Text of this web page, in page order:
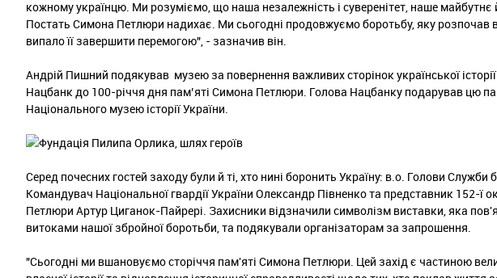
кожному українцю. Ми розуміємо, що наша незалежність і суверенітет, наше
Постать Симона Петлюри надихає. Ми сьогодні продовжуємо боротьбу, яку розпочав
випало її завершити перемогою", - зазначив він.
Андрій Пишний подякував музею за повернення важливих сторінок української
Нацбанк до 100-річчя дня пам’яті Симона Петлюри. Голова Нацбанку подарував цю
Національного музею історії України.
Серед почесних гостей заходу були й ті, хто нині боронить Україну: в.о. Голови Служби
Командувач Національної гвардії України Олександр Півненко та представник 152-ї
Петлюри Артур Циганок-Пайрері. Захисники відзначили символізм виставки, яка
витоками нашої збройної боротьби, та подякували організаторам за запрошення.
"Сьогодні ми вшановуємо сторіччя пам'яті Симона Петлюри. Цей захід є частиною